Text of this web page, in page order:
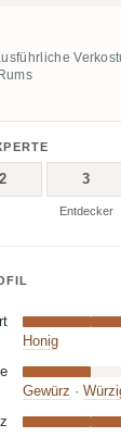
2 3
Entdecker
Honig
Gewürz ·